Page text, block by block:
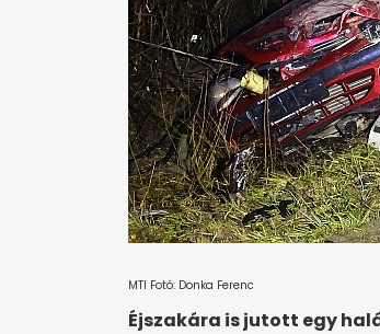
MTI Fotó: Donka Ferenc
Éjszakára is jutott egy